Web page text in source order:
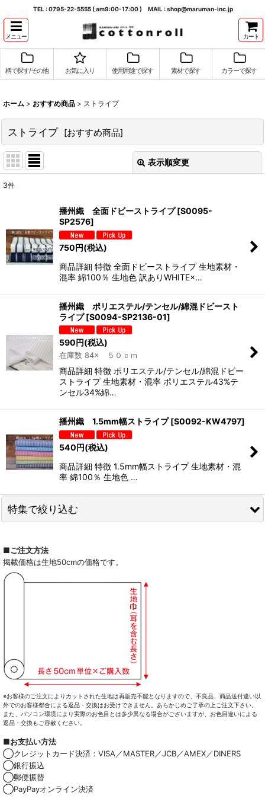
TEL : 0795-22-5555 ( am9:00-17:00 ) MAIL : shop@maruman-inc.jp
メニュー カート
柄で探す/その他 お気に入り 使用用途で探す 素材で探す カラーで探す
ホーム > おすすめ商品 > ストライプ
ストライプ [おすすめ商品]
表示順変更
並び順:
絞り込む
3件
播州織 全面ドビーストライプ [S0095-
SP2576]
750円(税込)
商品詳細 特徴 全面ドビーストライプ 生地素材・
混率 綿100％ 生地色 訳ありWHITE×…
播州織 ポリエステル/テンセル/綿混ドビースト
ライプ [S0094-SP2136-01]
590円(税込)
在庫数 84× ５０ｃｍ
商品詳細 特徴 ポリエステル/テンセル/綿混ドビー
ストライプ 生地素材・混率 ポリエステル43%テ
ンセル34%綿…
播州織 1.5mm幅ストライプ [S0092-KW4797]
540円(税込)
商品詳細 特徴 1.5mm幅ストライプ 生地素材・混
率 綿100％ 生地色 …
特集で絞り込む
ドレスシャツ
コート・ボトム・バッグ
マスク
小物類
綿100％
麻混
ストレッチ
■ご注文方法
掲載価格は生地50cmの価格です。
※お客様のご注文によりカットされた生地は再販売不能となりますので、不良品、商品送付違い以
外でのお客様都合による返品・交換はお受けできません。あらかじめご了承の上ご注文下さい。
また、パソコン環境により実際のお色目とは多少異なる場合がございますが、お色目違いによる
返品・交換もご容赦ください。
■お支払い方法
◯クレジットカード決済：VISA／MASTER／JCB／AMEX／DINERS
◯銀行振込
◯郵便振替
◯PayPayオンライン決済